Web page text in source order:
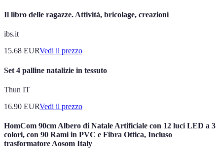
Il libro delle ragazze. Attività, bricolage, creazioni
ibs.it
15.68 EURVedi il prezzo
Set 4 palline natalizie in tessuto
Thun IT
16.90 EURVedi il prezzo
HomCom 90cm Albero di Natale Artificiale con 12 luci LED a 3
colori, con 90 Rami in PVC e Fibra Ottica, Incluso
trasformatore Aosom Italy